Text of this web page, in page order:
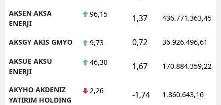
AKSEN AKSA
ENERJI
96,15 1,37 436.771.363,45
AKSGY AKIS GMYO 9,73 0,72 36.926.496,61
AKSUE AKSU
ENERJI
46,30 1,67 170.884.359,22
AKYHO AKDENIZ
YATIRIM HOLDING
2,26 -1,74 1.860.643,16